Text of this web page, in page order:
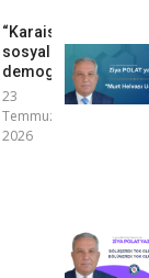
“Karaisalı’nın
sosyal
demografisi”
23
Temmuz
2026